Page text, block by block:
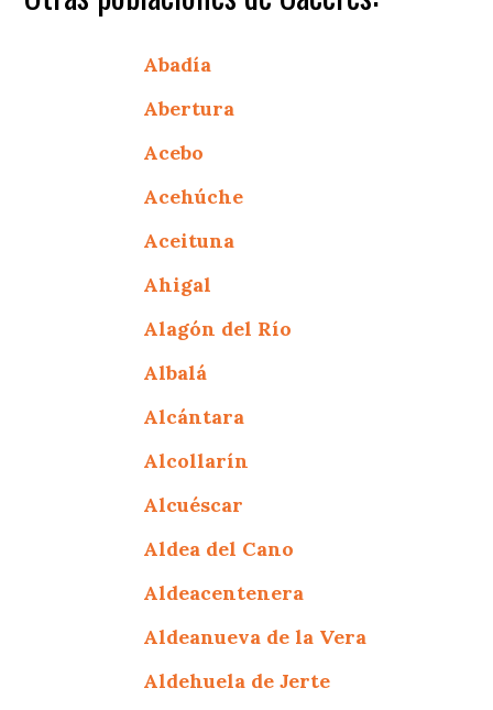
Abadía
Abertura
Acebo
Acehúche
Aceituna
Ahigal
Alagón del Río
Albalá
Alcántara
Alcollarín
Alcuéscar
Aldea del Cano
Aldeacentenera
Aldeanueva de la Vera
Aldehuela de Jerte